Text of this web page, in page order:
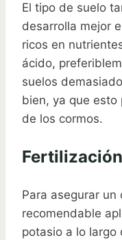
El tipo de suelo
desarrolla mejor
ricos en
ácido,
suelos
bien, ya que esto
de los cormos.
Fertilización
Para asegurar
recomendable
potasio a lo largo